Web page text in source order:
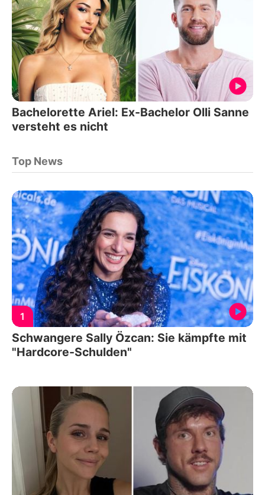
Bachelorette Ariel: Ex-Bachelor Olli Sanne
versteht es nicht
Top News
1
Schwangere Sally Özcan: Sie kämpfte mit
"Hardcore-Schulden"